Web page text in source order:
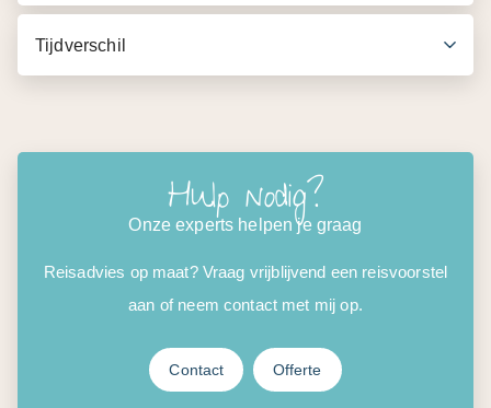
Tijdverschil
Hulp nodig?
Onze experts helpen je graag
Reisadvies op maat? Vraag vrijblijvend een reisvoorstel
aan of neem contact met mij op.
Contact Offerte